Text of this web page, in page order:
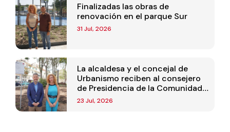
Finalizadas las obras de
renovación en el parque Sur
31 Jul, 2026
La alcaldesa y el concejal de
Urbanismo reciben al consejero
de Presidencia de la Comunidad
de Madrid
23 Jul, 2026